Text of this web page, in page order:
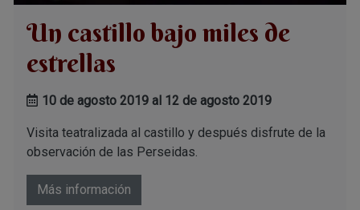
Un castillo bajo miles de
estrellas
10 de agosto 2019 al 12 de agosto 2019
Visita teatralizada al castillo y después disfrute de la
observación de las Perseidas.
Más información